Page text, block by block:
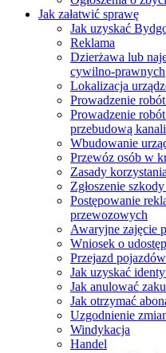
Jak załatwić sprawę
Jak uzyskać
Reklama
Dzierżawa lub
cywilno-prawnych
Lokalizacja
Prowadzenie
Prowadzenie
przebudową
Wbudowanie
Przewóz osób w
Zasady
Zgłoszenie
Postępowanie
przewozowych
Awaryjne zajęcie
Wniosek o
Przejazd
Jak uzyskać
Jak anulować
Jak otrzymać
Uzgodnienie
Windykacja
Handel